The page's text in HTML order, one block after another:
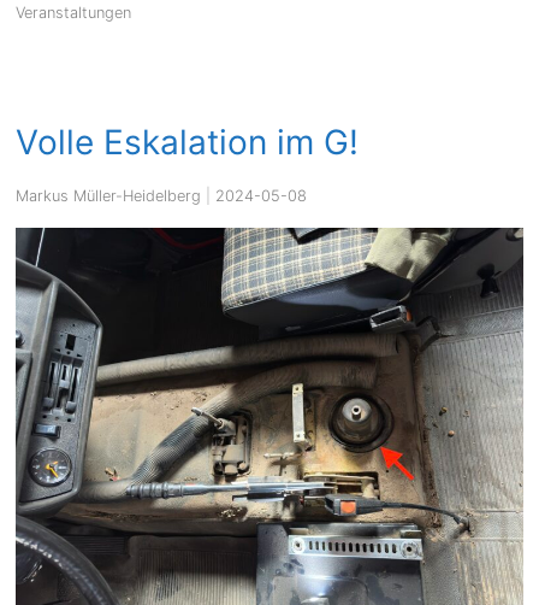
Veranstaltungen
Volle Eskalation im G!
Markus Müller-Heidelberg 2024-05-08